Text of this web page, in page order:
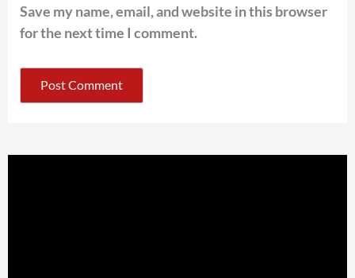
Save my name, email, and website in this browser
for the next time I comment.